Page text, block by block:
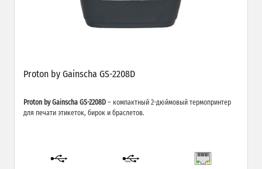
Proton by Gainscha GS-2208D
Proton by Gainscha GS-2208D – компактный 2-дюймовый термопринтер
для печати этикеток, бирок и браслетов.